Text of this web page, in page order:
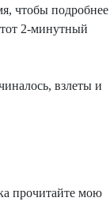
чтобы подробнее
2-минутный
взлеты и
прочитайте мою